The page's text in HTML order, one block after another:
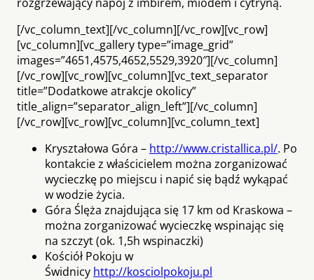
[/vc_column_text][/vc_column][/vc_row][vc_row]
[vc_column][vc_gallery type=”image_grid”
images=”4651,4575,4652,5529,3920″][/vc_column]
[/vc_row][vc_row][vc_column][vc_text_separator
title=”Dodatkowe atrakcje okolicy”
title_align=”separator_align_left”][/vc_column]
[/vc_row][vc_row][vc_column][vc_column_text]
Kryształowa Góra – http://www.cristallica.pl/. Po
kontakcie z właścicielem można zorganizować
wycieczkę po miejscu i napić się bądź wykąpać
w wodzie życia.
Góra Ślęża znajdująca się 17 km od Kraskowa –
można zorganizować wycieczkę wspinając się
na szczyt (ok. 1,5h wspinaczki)
Kościół Pokoju w
Świdnicy http://kosciolpokoju.pl